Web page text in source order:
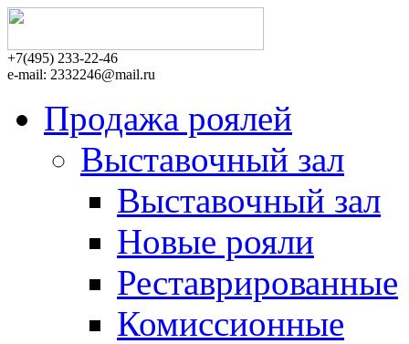
+7(495) 233-22-46
e-mail: 2332246@mail.ru
Продажа роялей
Выставочный зал
Выставочный зал
Новые рояли
Реставрированные
Комиссионные